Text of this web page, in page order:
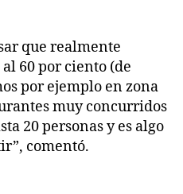
que realmente
60 por ciento (de
por ejemplo en zona
muy concurridos
20 personas y es algo
comentó.